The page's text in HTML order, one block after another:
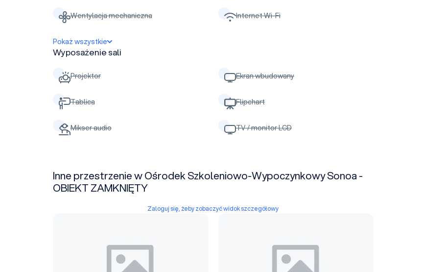
Wentylacja mechaniczna Internet Wi-Fi
Pokaż wszystkie
Wyposażenie sali
Projektor Ekran wbudowany
Tablica Flipchart
Mikser audio TV / monitor LCD
Inne przestrzenie w Ośrodek Szkoleniowo-Wypoczynkowy Sonoa -
OBIEKT ZAMKNIĘTY
Zaloguj się, żeby zobaczyć widok szczegółowy